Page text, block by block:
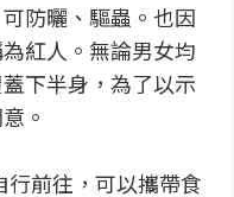
防曬、驅蟲。也因
紅人。無論男女均
下半身，為了以示
。
行前往，可以攜帶食